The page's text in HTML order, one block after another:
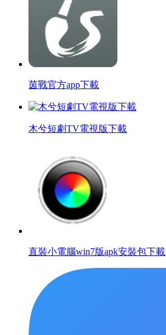
茵戰官方app下載
木兮短劇TV電視版下載
直裝小電腦win7版apk安裝包下載